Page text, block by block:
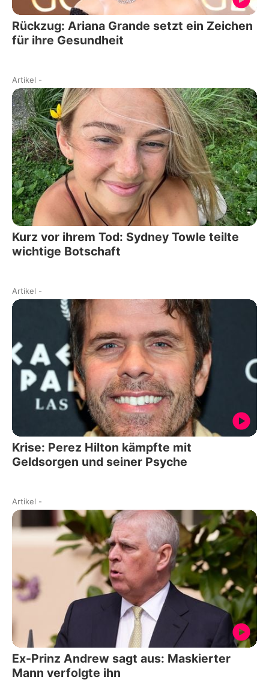
Rückzug: Ariana Grande setzt ein Zeichen
für ihre Gesundheit
Artikel -
Kurz vor ihrem Tod: Sydney Towle teilte
wichtige Botschaft
Artikel -
Krise: Perez Hilton kämpfte mit
Geldsorgen und seiner Psyche
Artikel -
Ex-Prinz Andrew sagt aus: Maskierter
Mann verfolgte ihn